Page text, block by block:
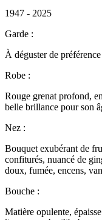
1947 - 2025
Garde :
À déguster de
Robe :
Rouge grenat profond,
belle brillance pour son
Nez :
Bouquet exubérant de
confiturés, nuancé de
doux, fumée, encens,
Bouche :
Matière opulente,